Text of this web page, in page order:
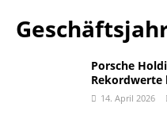
Porsche
Rekordwerte
14. April 2026